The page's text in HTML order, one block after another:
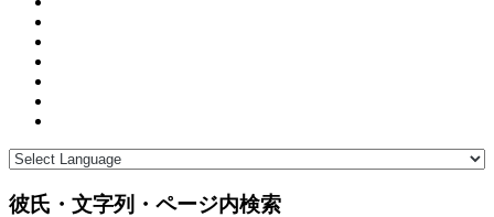
彼氏・文字列・ページ内検索